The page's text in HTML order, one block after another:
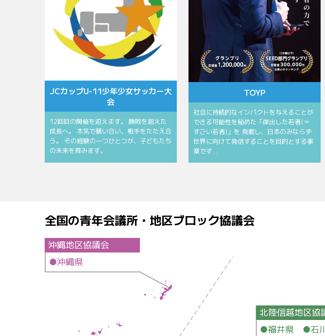
JCカップU-11少年少女サッカー大
会
12回目の開催を迎えます。 勝敗を超えた
成長へ。 本気で競い合い、相手をたたえ合
う。 その経験の一つひとつが、子どもたち
の未来を育みます。
TOYP
社会に持続的なインパクトを与えることが
できる可能性を秘めた「傑出した若者(＝
すごい若者)」を 発掘し、日本のみならず
世界に向けて発信することを目的とする事
業です…
全国の青年会議所・地区ブロック協議会
沖縄地区協議会
●沖縄県
北陸信越地区協
●福井県 ●石